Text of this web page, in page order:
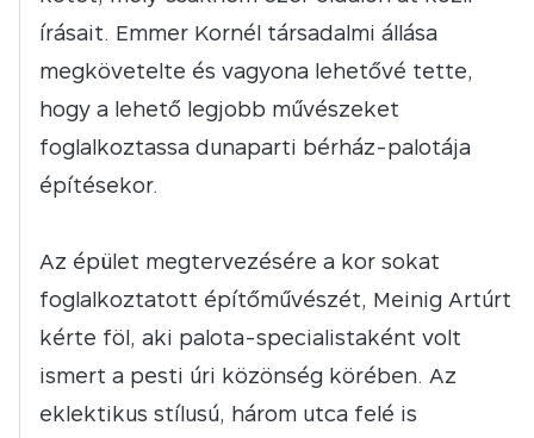
írásait. Emmer Kornél társadalmi állása
megkövetelte és vagyona lehetővé tette,
hogy a lehető legjobb művészeket
foglalkoztassa dunaparti bérház-palotája
építésekor.
Az épület megtervezésére a kor sokat
foglalkoztatott építőművészét, Meinig Artúrt
kérte föl, aki palota-specialistaként volt
ismert a pesti úri közönség körében. Az
eklektikus stílusú, három utca felé is